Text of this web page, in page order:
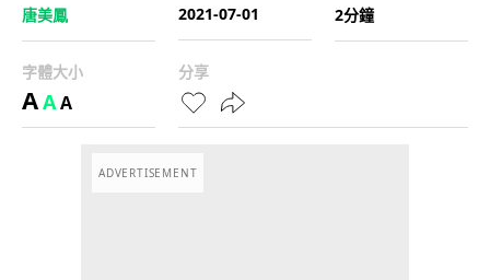
唐美鳳
2021-07-01
2分鐘
字體大小
AAA
分享
ADVERTISEMENT